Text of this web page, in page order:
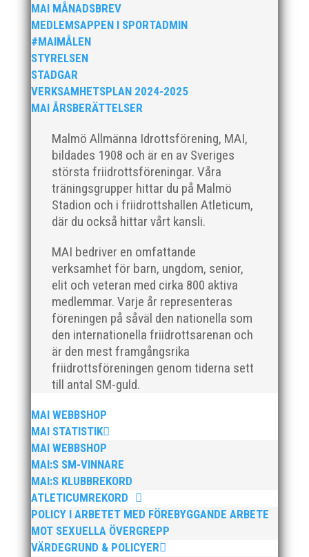
MAI MÅNADSBREV
MEDLEMSAPPEN I SPORTADMIN
#MAIMÅLEN
STYRELSEN
STADGAR
VERKSAMHETSPLAN 2024-2025
MAI ÅRSBERÄTTELSER
Malmö Allmänna Idrottsförening, MAI,
bildades 1908 och är en av Sveriges
största friidrottsföreningar. Våra
träningsgrupper hittar du på Malmö
Stadion och i friidrottshallen Atleticum,
där du också hittar vårt kansli.
MAI bedriver en omfattande
verksamhet för barn, ungdom, senior,
elit och veteran med cirka 800 aktiva
medlemmar. Varje år representeras
föreningen på såväl den nationella som
den internationella friidrottsarenan och
är den mest framgångsrika
friidrottsföreningen genom tiderna sett
till antal SM-guld.
MAI WEBBSHOP
MAI STATISTIK
MAI WEBBSHOP
MAI:S SM-VINNARE
MAI:S KLUBBREKORD
ATLETICUMREKORD
POLICY I ARBETET MED FÖREBYGGANDE ARBETE
MOT SEXUELLA ÖVERGREPP
VÄRDEGRUND & POLICYER
Äntligen kunde våra äldre ungdomar åka på
träningsläger utomlands. Pandemin har gjort att det
inte varit möjligt så en lång väntan och ett härligt
Bra och fokuserade träningar med mycket glädje hela
dagarna....
På lunchen i fredags höll MAI löparen Johan Larsson
en inspirationsföreläsning för vår friskvårdspartner
FOJAB. MAI och FOJAB har under flera års tid haft ett
friskvårdssamarbete ihop. Förutom detta inslag i
fredags så har FOJAB tillgång till privat löpcoachning,
fria...
Som medlem hos MAI får du nu två platser för priset
av en på löpcoachning under våren. Missa för all del
inte denna fantastiska möjlighet! >> Anmäl er i
gruppen här!